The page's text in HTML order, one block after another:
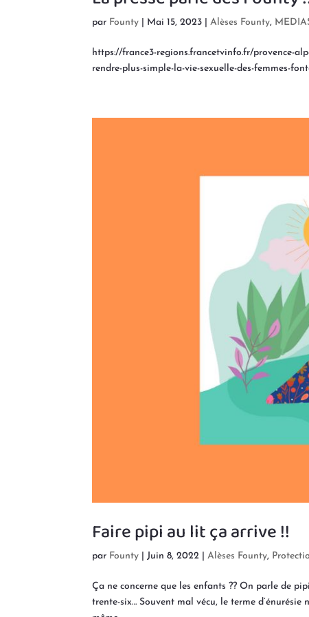
par Founty Mai 15, 2023 |Alèses Founty,
https://france3-regions.francetvinfo.fr/provence-
rendre-plus-simple-la-vie-sexuelle-des-femmes-
Faire pipi au lit ça arrive !!
par Founty Juin 8, 2022 |Alèses Founty,
Ça ne concerne que les enfants ?? On parle de
trente-six… Souvent mal vécu, le terme